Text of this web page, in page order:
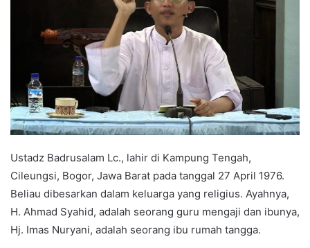
Ustadz Badrusalam Lc., lahir di Kampung Tengah,
Cileungsi, Bogor, Jawa Barat pada tanggal 27 April 1976.
Beliau dibesarkan dalam keluarga yang religius. Ayahnya,
H. Ahmad Syahid, adalah seorang guru mengaji dan ibunya,
Hj. Imas Nuryani, adalah seorang ibu rumah tangga.